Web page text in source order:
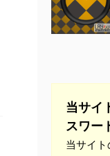
当サイ
スワー
当サイト